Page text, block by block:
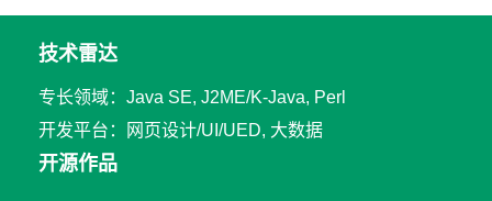
技术雷达
专长领域：Java SE, J2ME/K-Java, Perl
开发平台：网页设计/UI/UED, 大数据
开源作品